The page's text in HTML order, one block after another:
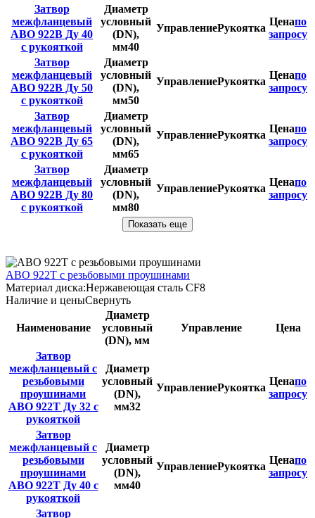
Затвор
межфланцевый
ABO 922B Ду 40
с рукояткой
Диаметр
условный
(DN),
мм40
УправлениеРукоятка
Ценапо
запросу
Затвор
межфланцевый
ABO 922B Ду 50
с рукояткой
Диаметр
условный
(DN),
мм50
УправлениеРукоятка
Ценапо
запросу
Затвор
межфланцевый
ABO 922B Ду 65
с рукояткой
Диаметр
условный
(DN),
мм65
УправлениеРукоятка
Ценапо
запросу
Затвор
межфланцевый
ABO 922B Ду 80
с рукояткой
Диаметр
условный
(DN),
мм80
УправлениеРукоятка
Ценапо
запросу
Показать еще
ABO 922T с резьбовыми проушинами
Материал диска:Нержавеющая сталь CF8
Наличие и ценыСвернуть
Наименование
Диаметр
условный
(DN), мм
Управление Цена
Затвор
межфланцевый с
резьбовыми
проушинами
ABO 922T Ду 32 с
рукояткой
Диаметр
условный
(DN),
мм32
УправлениеРукоятка
Ценапо
запросу
Затвор
межфланцевый с
резьбовыми
проушинами
ABO 922T Ду 40 с
рукояткой
Диаметр
условный
(DN),
мм40
УправлениеРукоятка
Ценапо
запросу
Затвор